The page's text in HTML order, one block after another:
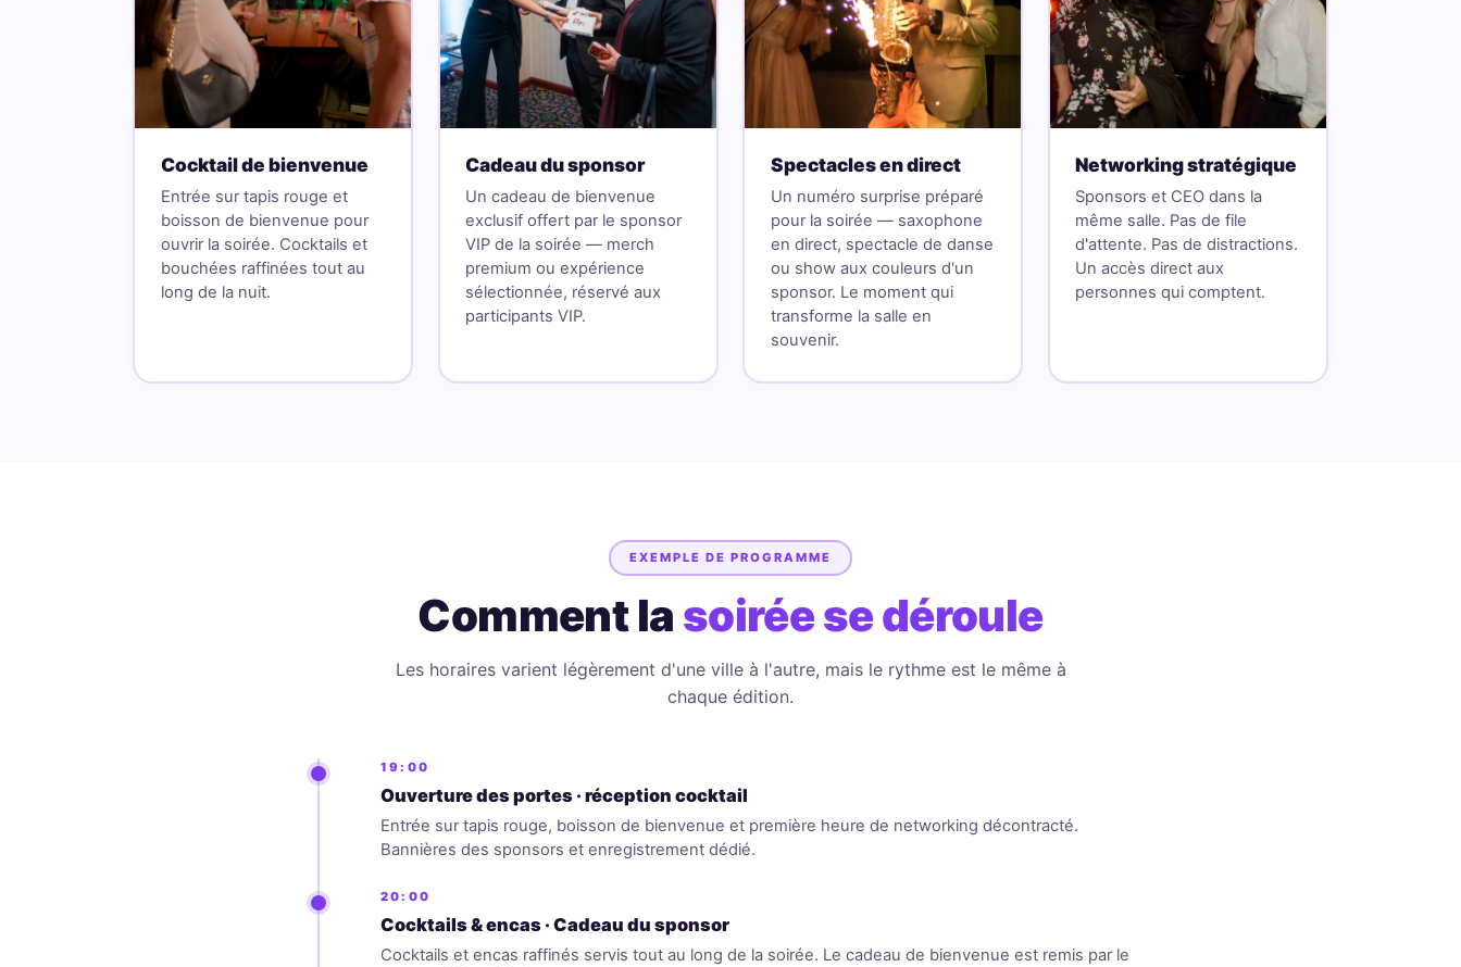
Cocktail de bienvenue
Entrée sur tapis rouge et
boisson de bienvenue pour
ouvrir la soirée. Cocktails et
bouchées raffinées tout au
long de la nuit.
Cadeau du sponsor
Un cadeau de bienvenue
exclusif offert par le sponsor
VIP de la soirée — merch
premium ou expérience
sélectionnée, réservé aux
participants VIP.
Spectacles en direct
Un numéro surprise préparé
pour la soirée — saxophone
en direct, spectacle de danse
ou show aux couleurs d'un
sponsor. Le moment qui
transforme la salle en
souvenir.
Networking stratégique
Sponsors et CEO dans la
même salle. Pas de file
d'attente. Pas de distractions.
Un accès direct aux
personnes qui comptent.
EXEMPLE DE PROGRAMME
Comment la soirée se déroule
Les horaires varient légèrement d'une ville à l'autre, mais le rythme est le même à
chaque édition.
19:00
Ouverture des portes · réception cocktail
Entrée sur tapis rouge, boisson de bienvenue et première heure de networking décontracté.
Bannières des sponsors et enregistrement dédié.
20:00
Cocktails & encas · Cadeau du sponsor
Cocktails et encas raffinés servis tout au long de la soirée. Le cadeau de bienvenue est remis par le